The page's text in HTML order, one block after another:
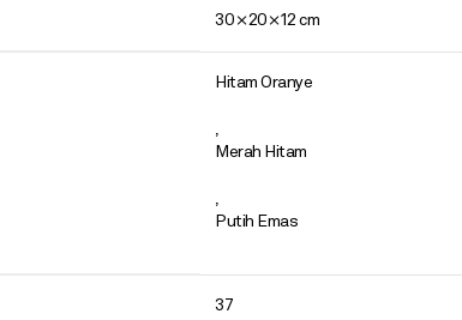
30 × 20 × 12 cm
Hitam Oranye
Merah Hitam
Putih Emas
37